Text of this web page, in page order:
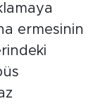
ermesinin